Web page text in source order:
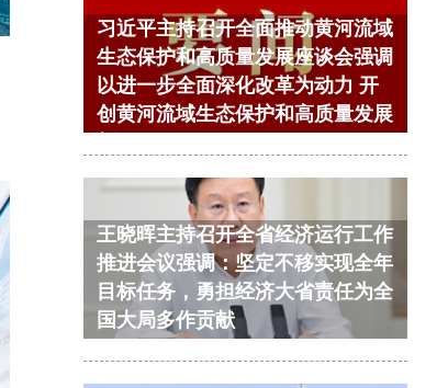
习近平主持召开全面推动黄河流域
生态保护和高质量发展座谈会强调
以进一步全面深化改革为动力 开
创黄河流域生态保护和高质量发展
王晓晖主持召开全省经济运行工作
推进会议强调：坚定不移实现全年
目标任务，勇担经济大省责任为全
国大局多作贡献